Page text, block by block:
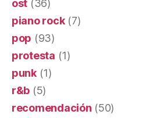
ost (36)
piano rock(7)
pop (93)
protesta (1)
punk(1)
r&b (5)
recomendación (50)